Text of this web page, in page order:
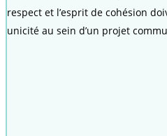
respect et l’esprit de cohésion
unicité au sein d’un projet